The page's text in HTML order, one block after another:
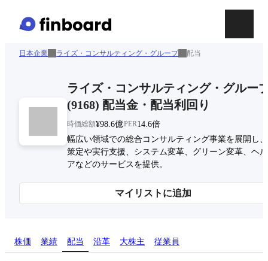
日本企業 ライズ・コンサルティング・グループ 配当
ライズ・コンサルティング・グルー
(9168) 配当金・配当利回り
時価総額¥98.6億PER14.6倍
幅広い領域での総合コンサルティング事業を展開し
策定や実行支援、システム変革、グリーン変革、ヘ
アなどのサービスを提供。
マイリストに追加
株価 業績 配当 沿革 大株主 従業員